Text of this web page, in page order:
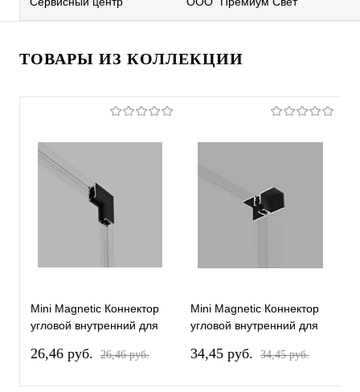
ТОВАРЫ ИЗ КОЛЛЕКЦИИ
Mini Magnetic Коннектор
угловой внутренний для
черный Elektrostandard
26,46 pуб. 26,46 pуб.
Mini Magnetic Коннектор
угловой внутренний для
шинопровода черный
34,45 pуб. 34,45 pуб.